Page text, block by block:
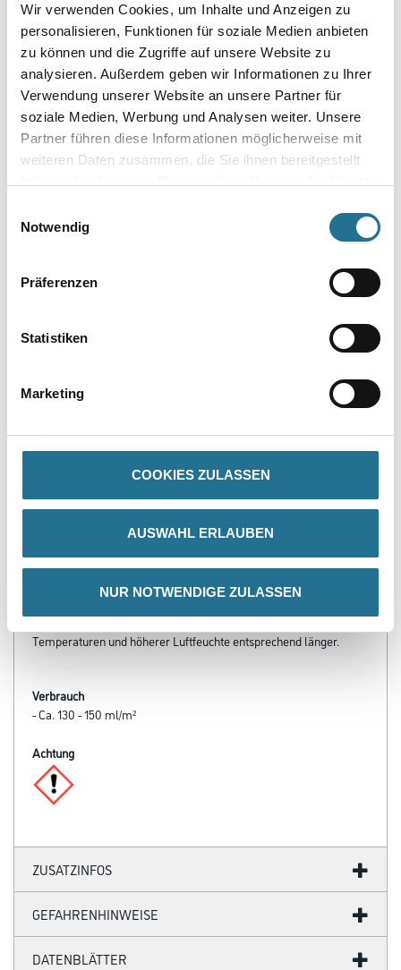
Wir verwenden Cookies, um Inhalte und Anzeigen zu
personalisieren, Funktionen für soziale Medien anbieten
zu können und die Zugriffe auf unsere Website zu
analysieren. Außerdem geben wir Informationen zu Ihrer
Verwendung unserer Website an unsere Partner für
soziale Medien, Werbung und Analysen weiter. Unsere
Partner führen diese Informationen möglicherweise mit
weiteren Daten zusammen, die Sie ihnen bereitgestellt
Notwendig
Präferenzen
Statistiken
Marketing
COOKIES ZULASSEN
AUSWAHL ERLAUBEN
NUR NOTWENDIGE ZULASSEN
Gebinde
Umrechnungsfaktoren
- Einschichtfarbe mit hoher Reichweite
- Sehr gut auszubessern, auch in intensiven Farbtönen
- Lösemittel- und weichmacherfrei
- Perfekt für intensive Farbtöne
Verarbeitungszeit
Temperaturen und höherer Luftfeuchte entsprechend länger.
Verbrauch
- Ca. 130 - 150 ml/m²
Achtung
ZUSATZINFOS
GEFAHRENHINWEISE
DATENBLÄTTER